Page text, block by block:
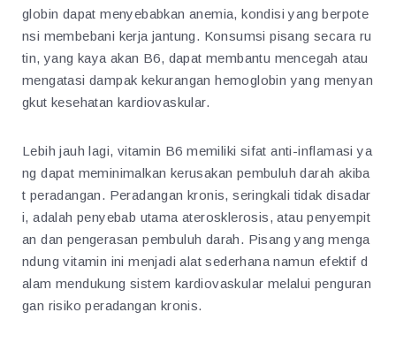
globin dapat menyebabkan anemia, kondisi yang berpote
nsi membebani kerja jantung. Konsumsi pisang secara ru
tin, yang kaya akan B6, dapat membantu mencegah atau
mengatasi dampak kekurangan hemoglobin yang menyan
gkut kesehatan kardiovaskular.
Lebih jauh lagi, vitamin B6 memiliki sifat anti-inflamasi ya
ng dapat meminimalkan kerusakan pembuluh darah akiba
t peradangan. Peradangan kronis, seringkali tidak disadar
i, adalah penyebab utama aterosklerosis, atau penyempit
an dan pengerasan pembuluh darah. Pisang yang menga
ndung vitamin ini menjadi alat sederhana namun efektif d
alam mendukung sistem kardiovaskular melalui penguran
gan risiko peradangan kronis.